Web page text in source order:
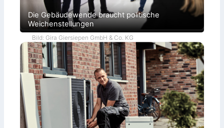
Die Gebäudewende braucht politische
Weichenstellungen
Bild: Gira Giersiepen GmbH & Co. KG